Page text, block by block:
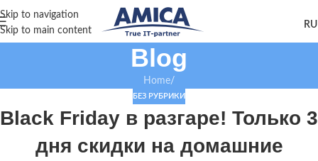
Skip to navigation
Skip to main content
Blog
Home/
БЕЗ РУБРИКИ
Black Friday в разгаре! Только 3
дня скидки на домашние